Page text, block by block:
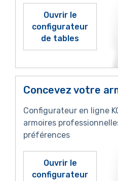
Ouvrir le
configurateur
de tables
Concevez votre
Configurateur en ligne
armoires
préférences
Ouvrir le
configurateur